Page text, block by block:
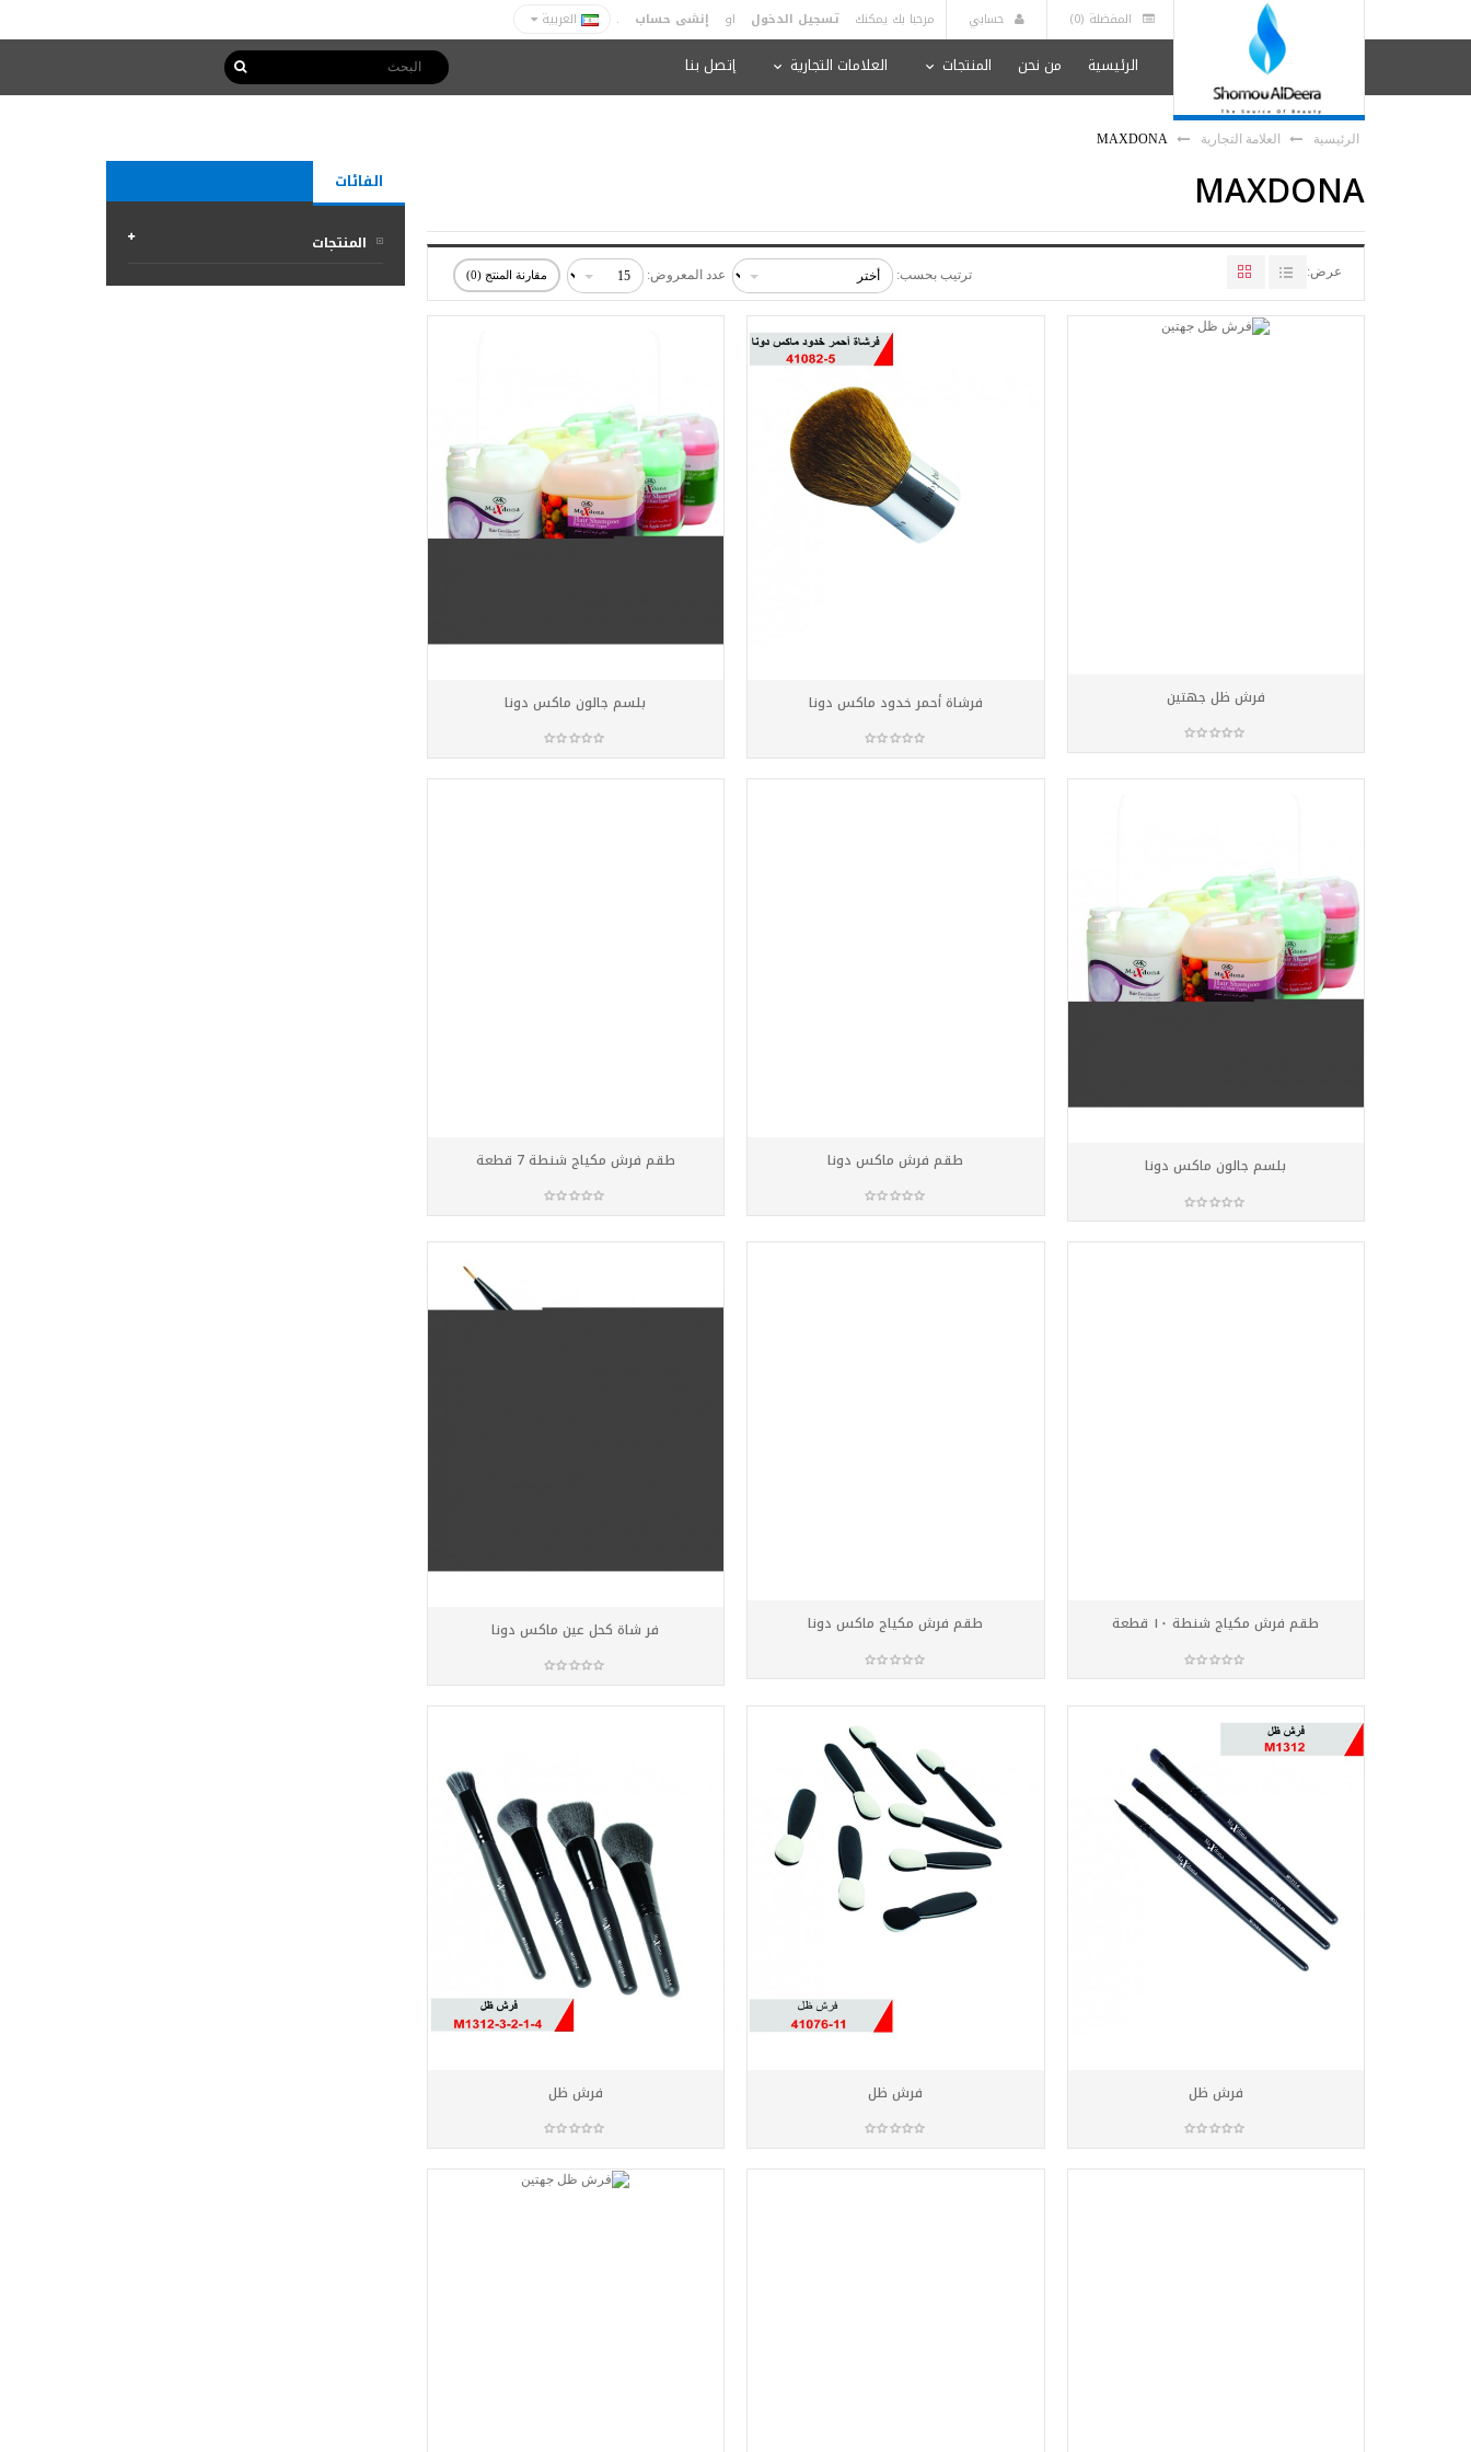
حسابي المفضلة (0) مرحبا بك يمكنك تسجيل الدخول او إنشى حساب . العربية
الرئيسية من نحن المنتجات العلامات التجارية إتصل بنا
الرئيسية العلامة التجارية MAXDONA
MAXDONA
عرض: مقارنة المنتج (0) عدد المعروض: ترتيب بحسب:
فرش ظل جهتين
أضف للسلة
فرشاة أحمر خدود ماكس دونا بلسم جالون ماكس دونا
بلسم جالون ماكس دونا طقم فرش ماكس دونا
أضف للسلة
طقم فرش مكياج شنطة 7 قطعة
أضف للسلة
طقم فرش مكياج شنطة ١٠ قطعة
أضف للسلة
طقم فرش مكياج ماكس دونا
أضف للسلة
فر شاة كحل عين ماكس دونا
فرش ظل فرش ظل فرش ظل
أضف للسلة
الفائات
المنتجات